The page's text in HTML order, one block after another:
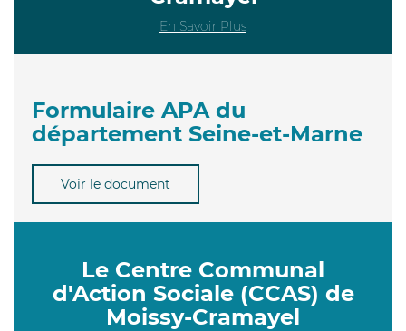
En Savoir Plus
Formulaire APA du
département Seine-et-Marne
Voir le document
Le Centre Communal
d'Action Sociale (CCAS) de
Moissy-Cramayel